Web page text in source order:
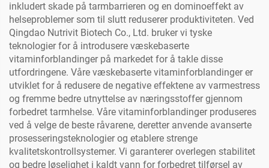
inkludert skade på tarmbarrieren og en dominoeffekt av
helseproblemer som til slutt reduserer produktiviteten. Ved
Qingdao Nutrivit Biotech Co., Ltd. bruker vi tyske
teknologier for å introdusere væskebaserte
vitaminforblandinger på markedet for å takle disse
utfordringene. Våre væskebaserte vitaminforblandinger er
utviklet for å redusere de negative effektene av varmestress
og fremme bedre utnyttelse av næringsstoffer gjennom
forbedret tarmhelse. Våre vitaminforblandinger produseres
ved å velge de beste råvarene, deretter anvende avanserte
prosesseringsteknologier og etablere strenge
kvalitetskontrollsystemer. Vi garanterer overlegen stabilitet
og bedre løselighet i kaldt vann for forbedret tilførsel av